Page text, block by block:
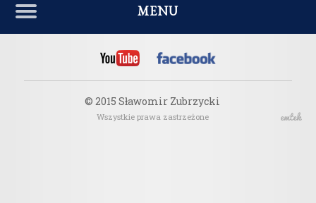
MENU
© 2015 Sławomir Zubrzycki
Wszystkie prawa zastrzeżone